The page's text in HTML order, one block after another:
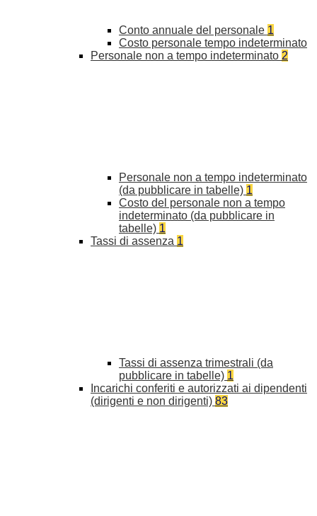
Conto annuale del personale 1
Costo personale tempo indeterminato
Personale non a tempo indeterminato 2
Personale non a tempo indeterminato
(da pubblicare in tabelle) 1
Costo del personale non a tempo
indeterminato (da pubblicare in
tabelle) 1
Tassi di assenza 1
Tassi di assenza trimestrali (da
pubblicare in tabelle) 1
Incarichi conferiti e autorizzati ai dipendenti
(dirigenti e non dirigenti) 83